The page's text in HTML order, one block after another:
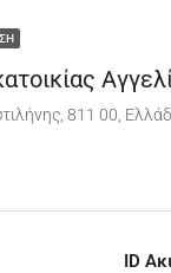
811 00,
ID